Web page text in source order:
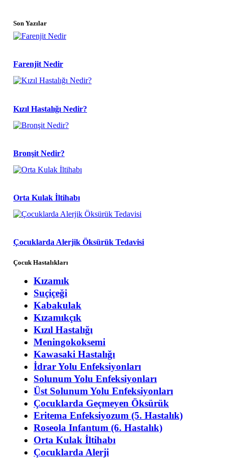
Son Yazılar
Farenjit Nedir
Kızıl Hastalığı Nedir?
Bronşit Nedir?
Orta Kulak İltihabı
Çocuklarda Alerjik Öksürük Tedavisi
Çocuk Hastalıkları
Kızamık
Suçiçeği
Kabakulak
Kızamıkçık
Kızıl Hastalığı
Meningokoksemi
Kawasaki Hastalığı
İdrar Yolu Enfeksiyonları
Solunum Yolu Enfeksiyonları
Üst Solunum Yolu Enfeksiyonları
Çocuklarda Geçmeyen Öksürük
Eritema Enfeksiyozum (5. Hastalık)
Roseola Infantum (6. Hastalık)
Orta Kulak İltihabı
Çocuklarda Alerji